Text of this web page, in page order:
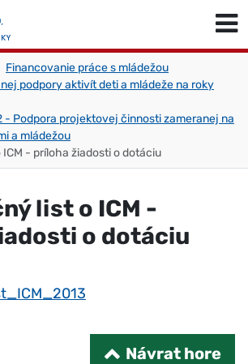
Financovanie práce s mládežou
podpory aktivít deti a mládeže na roky
- Podpora projektovej činnosti zameranej na
a mládežou
- príloha žiadosti o dotáciu
list o ICM -
o dotáciu
Návrat hore